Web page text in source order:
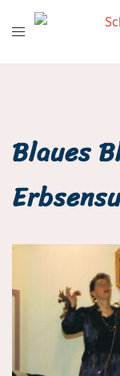
Inhalt
Blaues